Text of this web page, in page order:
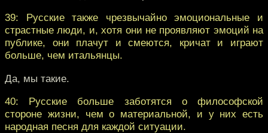
39: Русские также чрезвычайно эмоциональные и
страстные люди, и, хотя они не проявляют эмоций на
публике, они плачут и смеются, кричат и играют
больше, чем итальянцы.
Да, мы такие.
40: Русские больше заботятся о философской
стороне жизни, чем о материальной, и у них есть
народная песня для каждой ситуации.